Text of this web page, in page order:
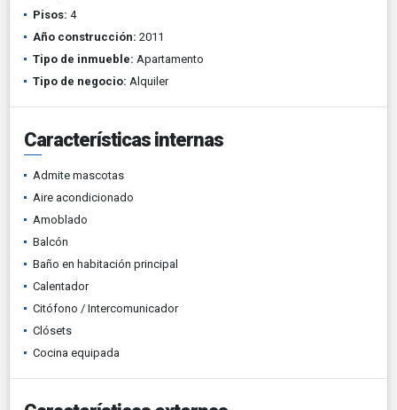
Pisos: 4
Año construcción: 2011
Tipo de inmueble: Apartamento
Tipo de negocio: Alquiler
Características internas
Admite mascotas
Aire acondicionado
Amoblado
Balcón
Baño en habitación principal
Calentador
Citófono / Intercomunicador
Clósets
Cocina equipada